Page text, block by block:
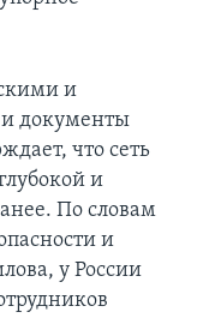
и
документы
что сеть
и
По словам
и
у России